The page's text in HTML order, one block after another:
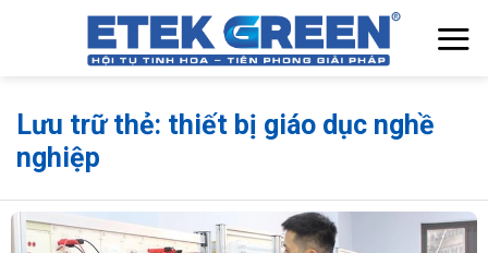
Lưu trữ thẻ: thiết bị giáo dục nghề
nghiệp